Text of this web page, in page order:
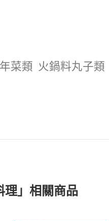
菜類 火鍋料丸子類
理」相關商品